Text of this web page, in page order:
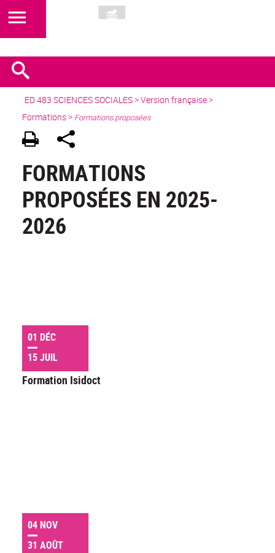
ED 483 SCIENCES SOCIALES>Version française>
Formations > Formations proposées
FORMATIONS
PROPOSÉES EN 2025-
2026
01 DÉC
15 JUIL
Formation Isidoct
04 NOV
31 AOÛT